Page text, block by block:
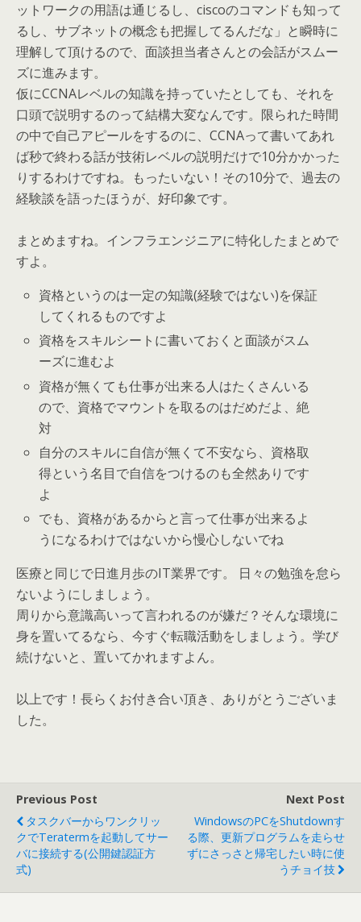
ットワークの用語は通じるし、ciscoのコマンドも知って
るし、サブネットの概念も把握してるんだな」と瞬時に
理解して頂けるので、面談担当者さんとの会話がスムー
ズに進みます。
仮にCCNAレベルの知識を持っていたとしても、それを
口頭で説明するのって結構大変なんです。限られた時間
の中で自己アピールをするのに、CCNAって書いてあれ
ば秒で終わる話が技術レベルの説明だけで10分かかった
りするわけですね。もったいない！その10分で、過去の
経験談を語ったほうが、好印象です。
まとめますね。インフラエンジニアに特化したまとめで
すよ。
資格というのは一定の知識(経験ではない)を保証
してくれるものですよ
資格をスキルシートに書いておくと面談がスム
ーズに進むよ
資格が無くても仕事が出来る人はたくさんいる
ので、資格でマウントを取るのはだめだよ、絶
対
自分のスキルに自信が無くて不安なら、資格取
得という名目で自信をつけるのも全然ありです
よ
でも、資格があるからと言って仕事が出来るよ
うになるわけではないから慢心しないでね
医療と同じで日進月歩のIT業界です。 日々の勉強を怠ら
ないようにしましょう。
周りから意識高いって言われるのが嫌だ？そんな環境に
身を置いてるなら、今すぐ転職活動をしましょう。学び
続けないと、置いてかれますよん。
以上です！長らくお付き合い頂き、ありがとうございま
した。
Previous Post
タスクバーからワンクリッ
クでteratermを起動してサー
バに接続する(公開鍵認証方
式)
Next Post
WindowsのPCをshutdownす
る際、更新プログラムを走らせ
ずにさっさと帰宅したい時に使
うチョイ技